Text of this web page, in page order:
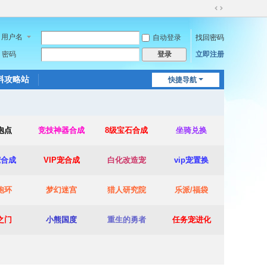
切
到
宽
用户名 自动登录
找回密码
密码
登录 立即注册
快捷导航
攻略站
点 竞技神器合成 8级宝石合成 坐骑兑换
成 VIP宠合成 白化改造宠 vip宠置换
环 梦幻迷宫 猎人研究院 乐派/福袋
门 小熊国度 重生的勇者 任务宠进化